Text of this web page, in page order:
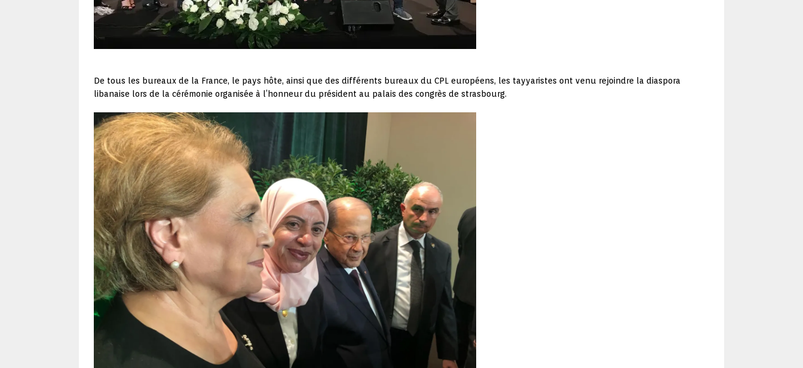
De tous les bureaux de la France, le pays hôte, ainsi que des différents bureaux du CPL européens, les tayyaristes ont venu rejoindre la diaspora
libanaise lors de la cérémonie organisée à l’honneur du président au palais des congrès de strasbourg.